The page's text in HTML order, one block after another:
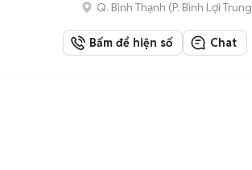
Q. Bình Thạnh (P. Bình Lợi Trung
Bấm để hiện số Chat